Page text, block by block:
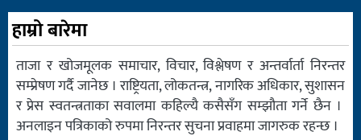
स्वास्थ्य
हाम्रो बारेमा
ताजा र खोजमूलक समाचार, विचार, विश्लेषण र अन्तर्वार्ता निरन्तर
सम्प्रेषण गर्दै जानेछ । राष्ट्रियता, लोकतन्त्र, नागरिक अधिकार, सुशासन
र प्रेस स्वतन्त्रताका सवालमा कहिल्यै कसैसँग सम्झौता गर्ने छैन ।
अनलाइन पत्रिकाको रुपमा निरन्तर सुचना प्रवाहमा जागरुक रहन्छ ।